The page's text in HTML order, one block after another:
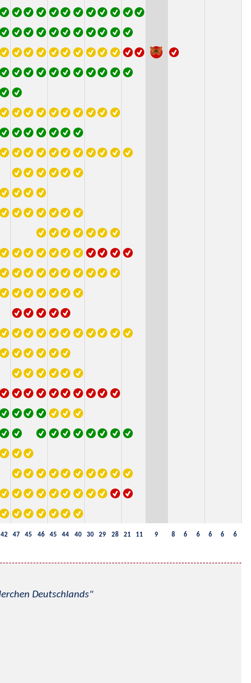
42 47 45 46 45 44 40 30 29 28 21 11 9 8 6 6 6 6 6
Deutschlands